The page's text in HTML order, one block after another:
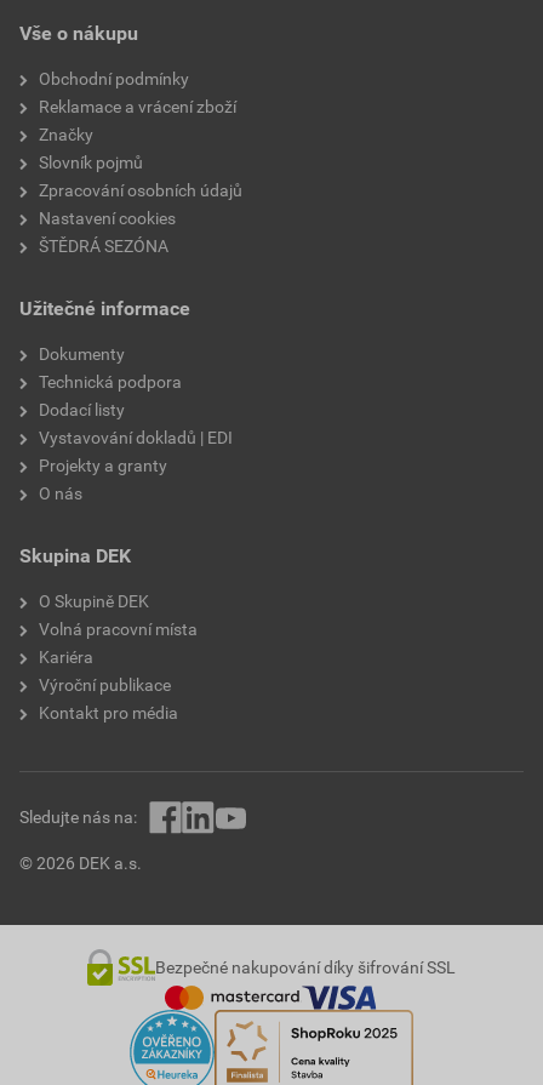
Vše o nákupu
Obchodní podmínky
Reklamace a vrácení zboží
Značky
Slovník pojmů
Zpracování osobních údajů
Nastavení cookies
ŠTĚDRÁ SEZÓNA
Užitečné informace
Dokumenty
Technická podpora
Dodací listy
Vystavování dokladů | EDI
Projekty a granty
O nás
Skupina DEK
O Skupině DEK
Volná pracovní místa
Kariéra
Výroční publikace
Kontakt pro média
© 2026 DEK a.s.
Sledujte nás na:
Bezpečné nakupování díky šifrování SSL